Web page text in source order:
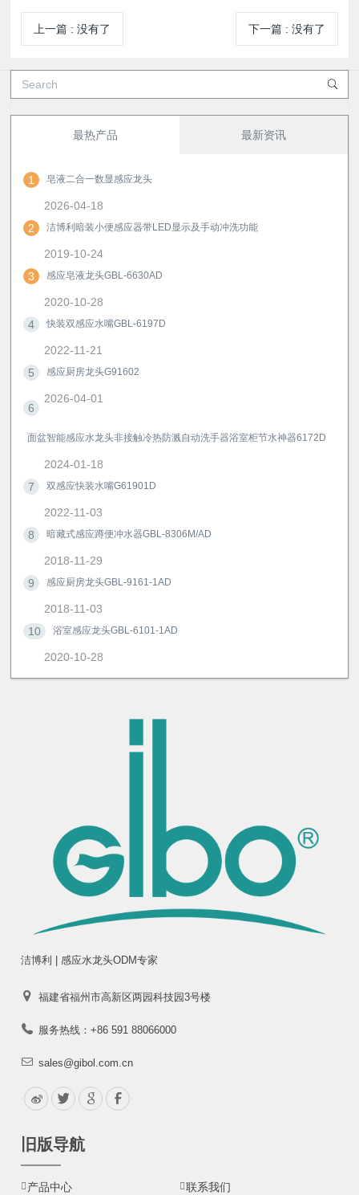
上一篇 :没有了 下一篇: 没有了
最热产品 最新资讯
1 皂液二合一数显感应龙头
2026-04-18
2
洁博利暗装小便感应器带LED显示及手动冲洗功能
2019-10-24
3
感应皂液龙头GBL-6630AD
2020-10-28
4
快装双感应水嘴GBL-6197D
2022-11-21
5
感应厨房龙头G91602
2026-04-01
6
面盆智能感应水龙头非接触冷热防溅自动洗手器浴室柜节水神器6172D
2024-01-18
7
双感应快装水嘴G61901D
2022-11-03
8
暗藏式感应蹲便冲水器GBL-8306M/AD
2018-11-29
9
感应厨房龙头GBL-9161-1AD
2018-11-03
10
浴室感应龙头GBL-6101-1AD
2020-10-28
洁博利 | 感应水龙头ODM专家
福建省福州市高新区两园科技园3号楼
服务热线：+86 591 88066000
sales@gibol.com.cn
旧版导航
产品中心 联系我们